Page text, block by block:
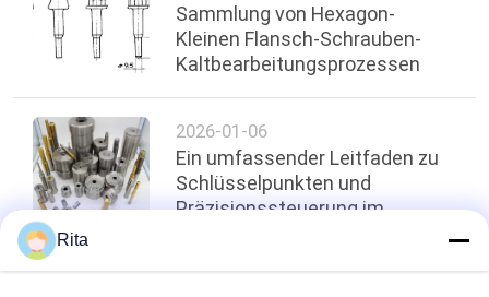
Sammlung von Hexagon-
Kleinen Flansch-Schrauben-
Kaltbearbeitungsprozessen
2026-01-06
Ein umfassender Leitfaden zu
Schlüsselpunkten und
Präzisionssteuerung im
Rita